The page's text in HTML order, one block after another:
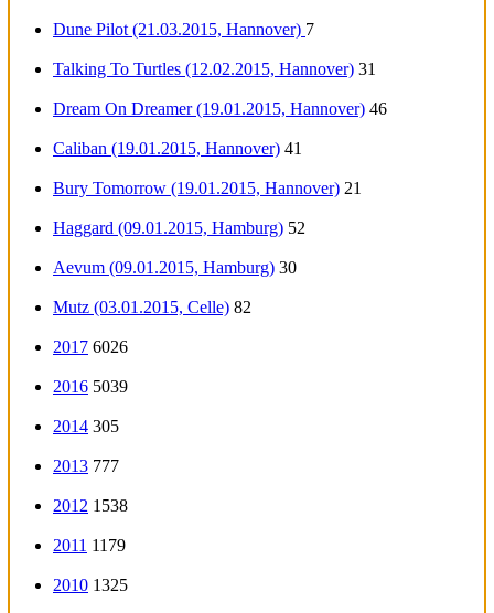
Dune Pilot (21.03.2015, Hannover) 7
Talking To Turtles (12.02.2015, Hannover) 31
Dream On Dreamer (19.01.2015, Hannover) 46
Caliban (19.01.2015, Hannover) 41
Bury Tomorrow (19.01.2015, Hannover) 21
Haggard (09.01.2015, Hamburg) 52
Aevum (09.01.2015, Hamburg) 30
Mutz (03.01.2015, Celle) 82
2017 6026
2016 5039
2014 305
2013 777
2012 1538
2011 1179
2010 1325